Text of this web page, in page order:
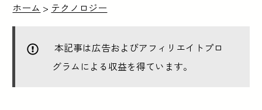
ホーム > テクノロジー
本記事は広告およびアフィリエイトプロ
グラムによる収益を得ています。